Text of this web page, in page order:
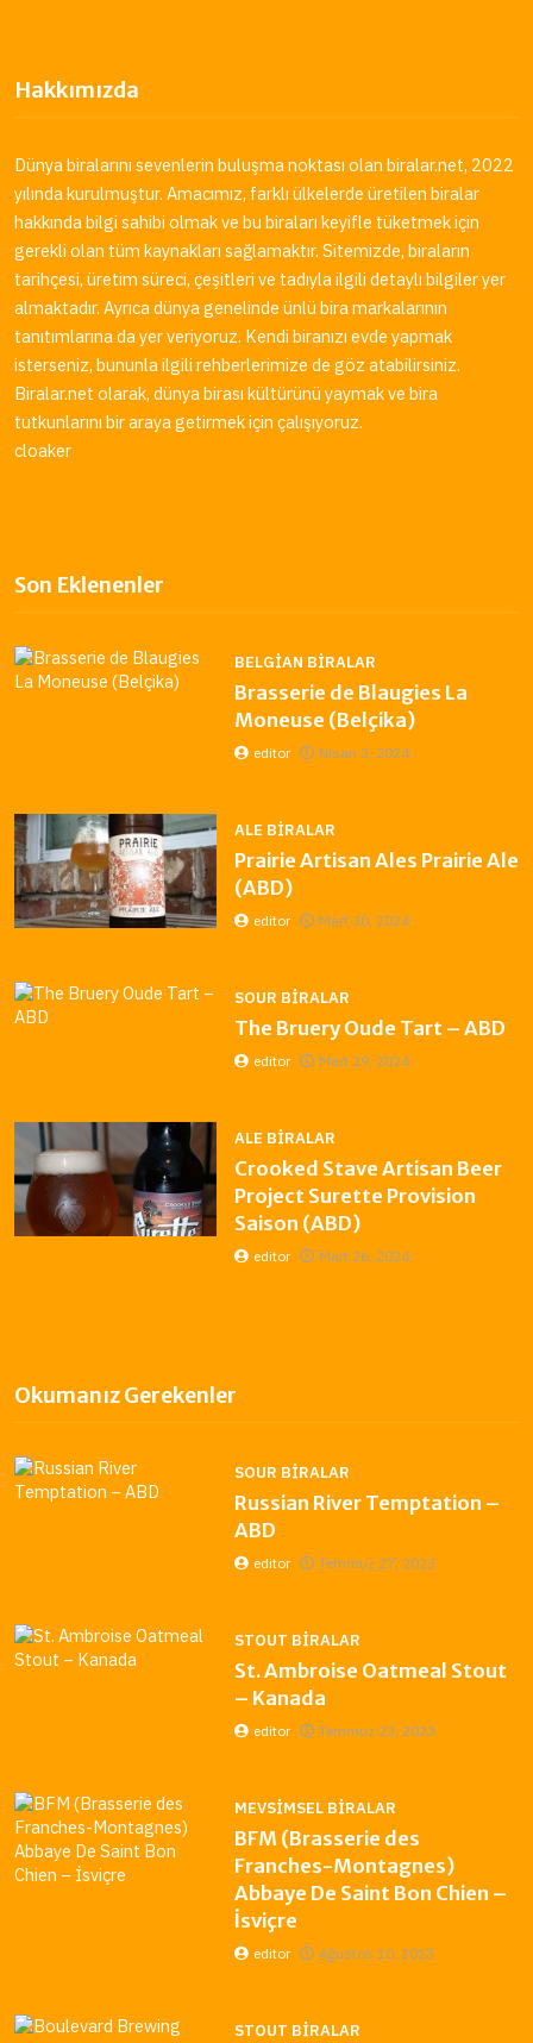
Hakkımızda
Dünya biralarını sevenlerin buluşma noktası olan biralar.net, 2022
yılında kurulmuştur. Amacımız, farklı ülkelerde üretilen biralar
hakkında bilgi sahibi olmak ve bu biraları keyifle tüketmek için
gerekli olan tüm kaynakları sağlamaktır. Sitemizde, biraların
tarihçesi, üretim süreci, çeşitleri ve tadıyla ilgili detaylı bilgiler yer
almaktadır. Ayrıca dünya genelinde ünlü bira markalarının
tanıtımlarına da yer veriyoruz. Kendi biranızı evde yapmak
isterseniz, bununla ilgili rehberlerimize de göz atabilirsiniz.
Biralar.net olarak, dünya birası kültürünü yaymak ve bira
tutkunlarını bir araya getirmek için çalışıyoruz.
cloaker
Son Eklenenler
BELGIAN BIRALAR
Brasserie de Blaugies La
Moneuse (Belçika)
editor Nisan 3, 2024
ALE BIRALAR
Prairie Artisan Ales Prairie Ale
(ABD)
editor Mart 30, 2024
SOUR BIRALAR
The Bruery Oude Tart – ABD
editor Mart 29, 2024
ALE BIRALAR
Crooked Stave Artisan Beer
Project Surette Provision
Saison (ABD)
editor Mart 26, 2024
Okumanız Gerekenler
SOUR BIRALAR
Russian River Temptation –
ABD
editor Temmuz 27, 2023
STOUT BIRALAR
St. Ambroise Oatmeal Stout
– Kanada
editor Temmuz 23, 2023
MEVSIMSEL BIRALAR
BFM (Brasserie des
Franches-Montagnes)
Abbaye De Saint Bon Chien –
İsviçre
editor Ağustos 10, 2023
STOUT BIRALAR